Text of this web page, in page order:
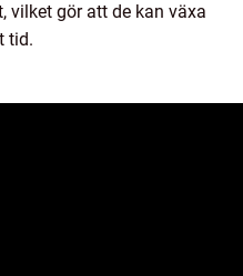
vilket gör att de kan växa
tid.